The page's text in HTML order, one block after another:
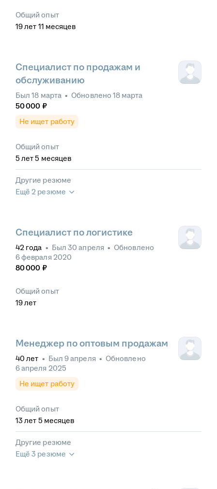
Общий опыт
19лет 11 месяцев
Специалист по продажам и
обслуживанию
Был 18 марта • Обновлено 18 марта
50 000 ₽
Не ищет работу
Общий опыт
5 лет 5 месяцев
Другие резюме
Ещё 2 резюме
Специалист по логистике
42 года • Был 30 апреля • Обновлено
6 февраля 2020
80 000 ₽
Общий опыт
19лет
Менеджер по оптовым продажам
40 лет • Был 9 апреля • Обновлено
6 апреля 2025
Не ищет работу
Общий опыт
13 лет 5 месяцев
Другие резюме
Ещё 3 резюме